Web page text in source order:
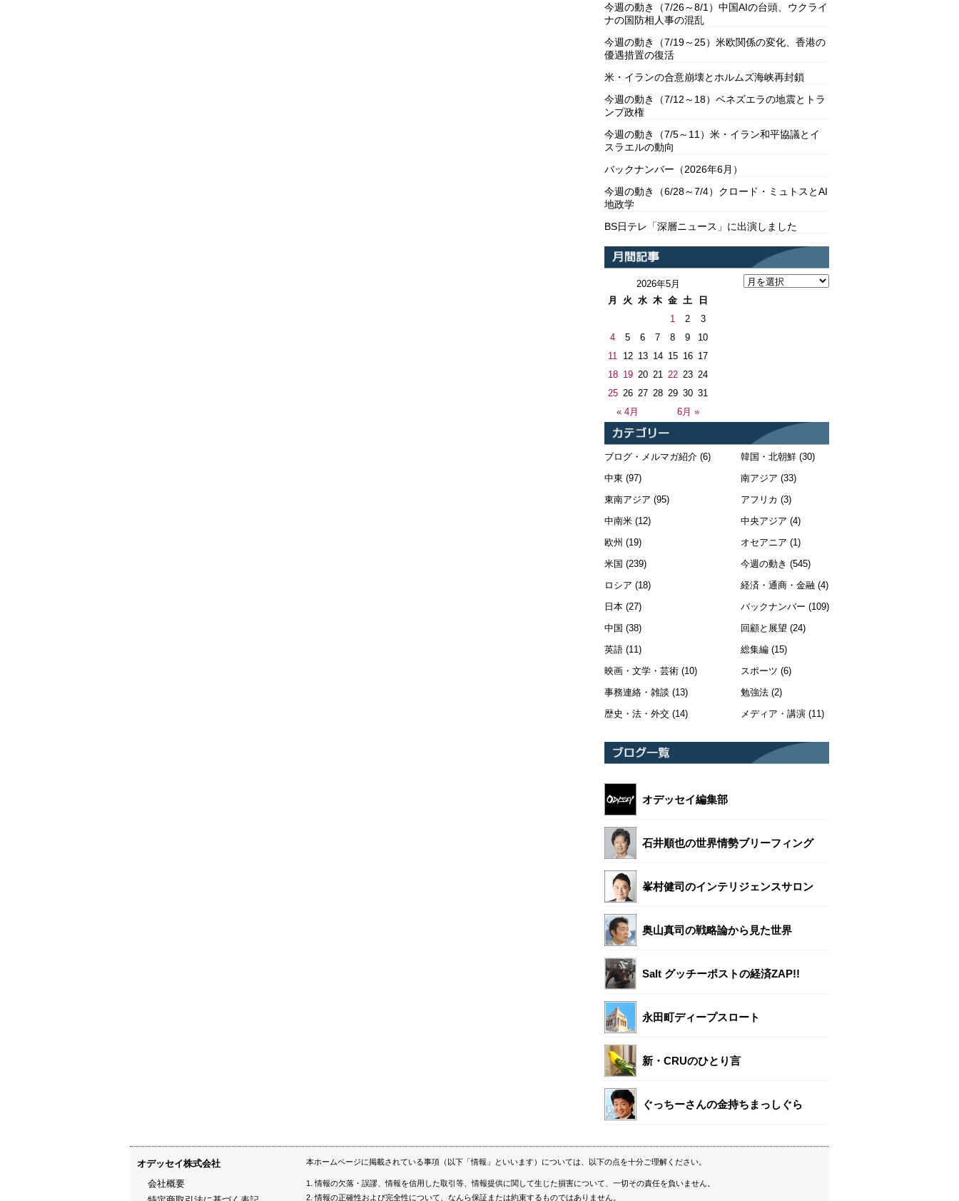
今週の動き（7/26～8/1）中国AIの台頭、ウクライ
ナの国防相人事の混乱
今週の動き（7/19～25）米欧関係の変化、香港の
優遇措置の復活
米・イランの合意崩壊とホルムズ海峡再封鎖
今週の動き（7/12～18）ベネズエラの地震とトラ
ンプ政権
今週の動き（7/5～11）米・イラン和平協議とイ
スラエルの動向
バックナンバー（2026年6月）
今週の動き（6/28～7/4）クロード・ミュトスとAI
地政学
BS日テレ「深層ニュース」に出演しました
2026年5月
月
火 水 木 金 土 日
« 4月 6月 »
1 2
3
4
5 6 7 8 9
10
11 12 13 14 15 16 17
18 19 20 21 22 23 24
25 26 27 28 29 30 31
ブログ・メルマガ紹介 (6)
中東 (97)
東南アジア (95)
中南米 (12)
欧州 (19)
米国 (239)
ロシア (18)
日本 (27)
中国 (38)
英語 (11)
映画・文学・芸術 (10)
事務連絡・雑談 (13)
歴史・法・外交 (14)
韓国・北朝鮮(30)
南アジア (33)
アフリカ (3)
中央アジア (4)
オセアニア (1)
今週の動き (545)
経済・通商・金融 (4)
バックナンバー (109)
回顧と展望 (24)
総集編(15)
スポーツ (6)
勉強法(2)
メディア・講演(11)
オデッセイ編集部
石井順也の世界情勢ブリーフィング
峯村健司のインテリジェンスサロン
奥山真司の戦略論から見た世界
Salt グッチーポストの経済ZAP!!
永田町ディープスロート
新・CRUのひとり言
ぐっちーさんの金持ちまっしぐら
オデッセイ株式会社
会社概要
本ホームページに掲載されている事項（以下「情報」といいます）については、以下の点を十分ご理解ください。
情報の欠落・誤謬、情報を信用した取引等、情報提供に関して生じた損害について、一切その責任を負いません。
情報の正確性および完全性について、なんら保証または約束するものではありません。